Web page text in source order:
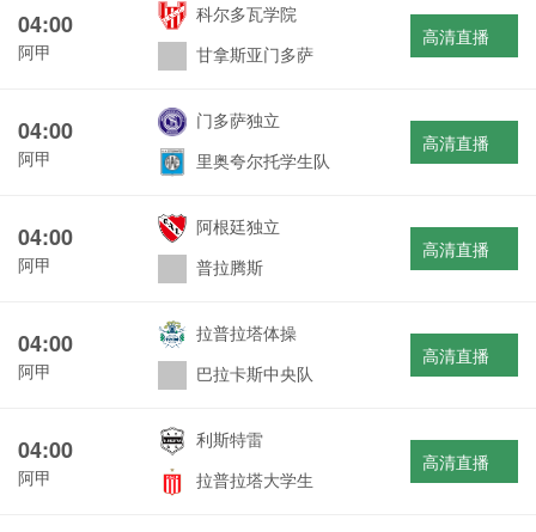
04:00
阿甲
科尔多瓦学院
甘拿斯亚门多萨
高清直播
04:00
阿甲
门多萨独立
里奥夸尔托学生队
高清直播
04:00
阿甲
阿根廷独立
普拉腾斯
高清直播
04:00
阿甲
拉普拉塔体操
巴拉卡斯中央队
高清直播
04:00
阿甲
利斯特雷
拉普拉塔大学生
高清直播